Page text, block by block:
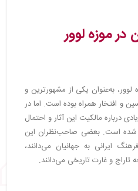
در موزه لوور
لوور، به‌عنوان یکی از مشهورترین و
و افتخار همراه بوده است. اما در
درباره مالکیت این آثار و احتمال
شده است. بعضی صاحب‌نظران این
ایرانی به جهانیان می‌دانند،
تاراج و غارت تاریخی می‌دانند.